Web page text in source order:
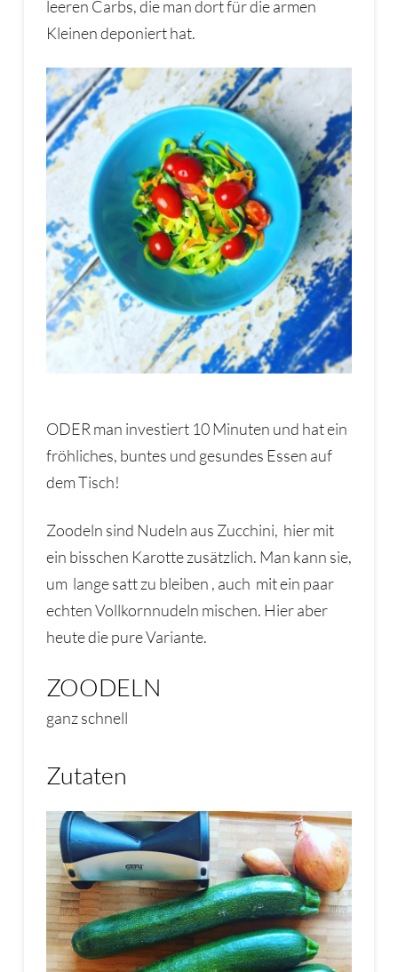
leeren Carbs, die man dort für die armen
Kleinen deponiert hat.
ODER man investiert 10 Minuten und hat ein
fröhliches, buntes und gesundes Essen auf
dem Tisch!
Zoodeln sind Nudeln aus Zucchini, hier mit
ein bisschen Karotte zusätzlich. Man kann sie,
um lange satt zu bleiben , auch mit ein paar
echten Vollkornnudeln mischen. Hier aber
heute die pure Variante.
ZOODELN
ganz schnell
Zutaten